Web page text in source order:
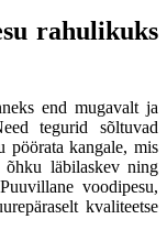
rahulikuks
end mugavalt ja
tegurid sõltuvad
pöörata kangale, mis
õhku läbilaskev ning
voodipesu,
kvaliteetse